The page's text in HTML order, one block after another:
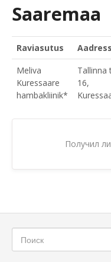
Saaremaa
Raviasutus Aadress
Meliva
Kuressaare
hambakliinik*
Tallinna
16,
Получил